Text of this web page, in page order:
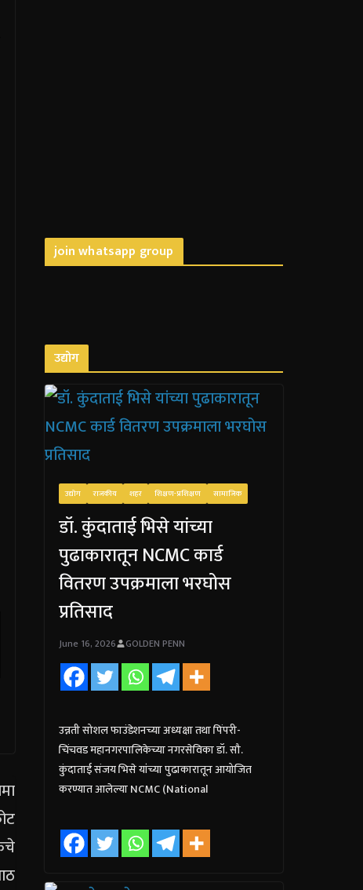
join whatsapp group
उद्योग
उद्योग राजकीय शहर शिक्षण-प्रशिक्षण सामाजिक
डॉ. कुंदाताई भिसे यांच्या
पुढाकारातून NCMC कार्ड
वितरण उपक्रमाला भरघोस
प्रतिसाद
June 16, 2026 GOLDEN PENN
उन्नती सोशल फाउंडेशनच्या अध्यक्षा तथा पिंपरी-
चिंचवड महानगरपालिकेच्या नगरसेविका डॉ. सौ.
कुंदाताई संजय भिसे यांच्या पुढाकारातून आयोजित
करण्यात आलेल्या NCMC (National